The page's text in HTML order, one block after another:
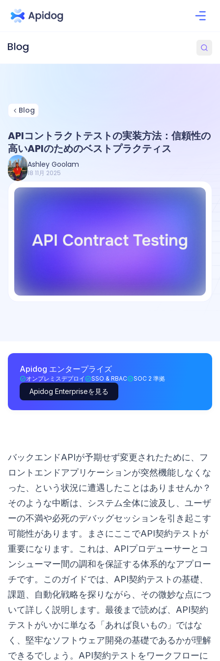
Blog
APIコントラクトテストの実装方法：信頼性の
高いAPIのためのベストプラクティス
Ashley Goolam
18 11月 2025
Apidog エンタープライズ
オンプレミスデプロイ SSO & RBAC SOC 2 準拠
Apidog Enterpriseを見る
バックエンドAPIが予期せず変更されたために、フ
ロントエンドアプリケーションが突然機能しなくな
った、という状況に遭遇したことはありませんか？
そのような中断は、システム全体に波及し、ユーザ
ーの不満や必死のデバッグセッションを引き起こす
可能性があります。まさにここでAPI契約テストが
重要になります。これは、APIプロデューサーとコ
ンシューマー間の調和を保証する体系的なアプロー
チです。このガイドでは、API契約テストの基礎、
課題、自動化戦略を探りながら、その微妙な点につ
いて詳しく説明します。最後まで読めば、API契約
テストがいかに単なる「あれば良いもの」ではな
く、堅牢なソフトウェア開発の基礎であるかが理解
できるでしょう。API契約テストをワークフローに